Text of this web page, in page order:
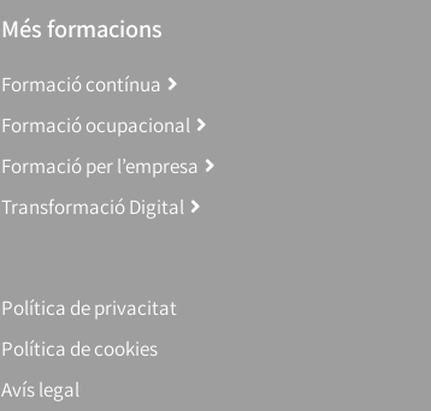
Més formacions
Formació contínua
Formació ocupacional
Formació per l’empresa
Transformació Digital
Política de privacitat
Política de cookies
Avís legal